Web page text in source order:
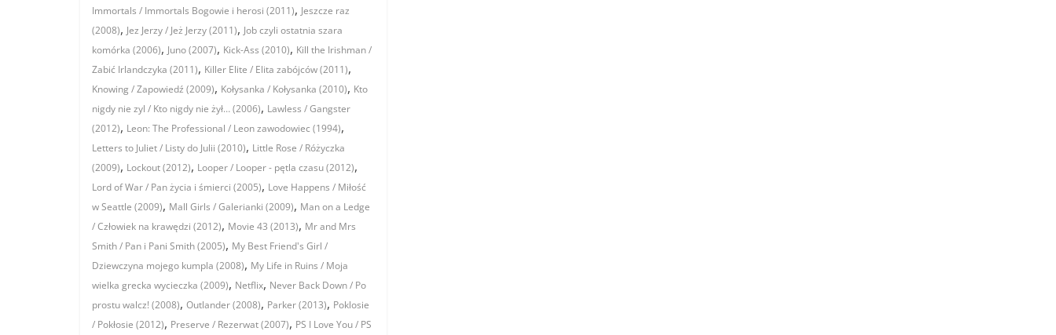
Immortals / Immortals Bogowie i herosi (2011), Jeszcze raz
(2008), Jez Jerzy / Jeż Jerzy (2011), Job czyli ostatnia szara
komórka (2006), Juno (2007), Kick-Ass (2010), Kill the Irishman /
Zabić Irlandczyka (2011), Killer Elite / Elita zabójców (2011),
Knowing / Zapowiedź (2009), Kołysanka / Kołysanka (2010), Kto
nigdy nie zyl / Kto nigdy nie żył… (2006), Lawless / Gangster
(2012), Leon: The Professional / Leon zawodowiec (1994),
Letters to Juliet / Listy do Julii (2010), Little Rose / Różyczka
(2009), Lockout (2012), Looper / Looper - pętla czasu (2012),
Lord of War / Pan życia i śmierci (2005), Love Happens / Miłość
w Seattle (2009), Mall Girls / Galerianki (2009), Man on a Ledge
/ Człowiek na krawędzi (2012), Movie 43 (2013), Mr and Mrs
Smith / Pan i Pani Smith (2005), My Best Friend's Girl /
Dziewczyna mojego kumpla (2008), My Life in Ruins / Moja
wielka grecka wycieczka (2009), Netflix, Never Back Down / Po
prostu walcz! (2008), Outlander (2008), Parker (2013), Poklosie
/ Pokłosie (2012), Preserve / Rezerwat (2007), PS I Love You / PS